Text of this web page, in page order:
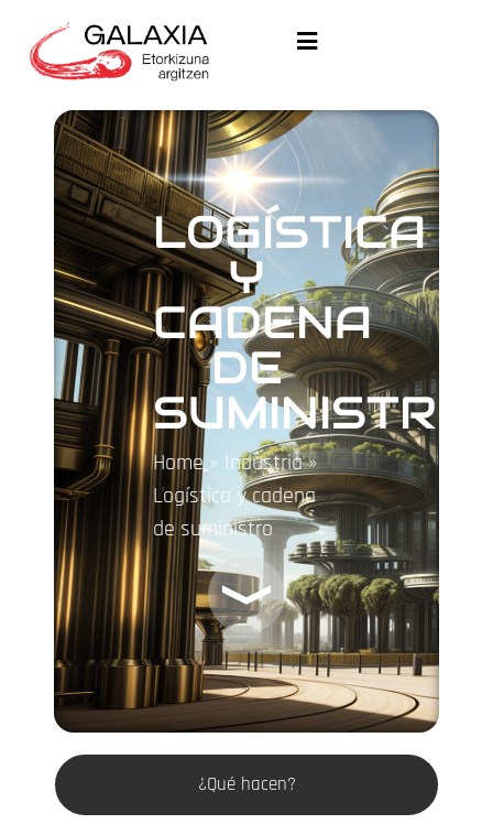
LOGÍSTICA
Y
CADENA
DE
SUMINISTRO
Home» Industria»
Logística y cadena
de suministro
¿Qué hacen?